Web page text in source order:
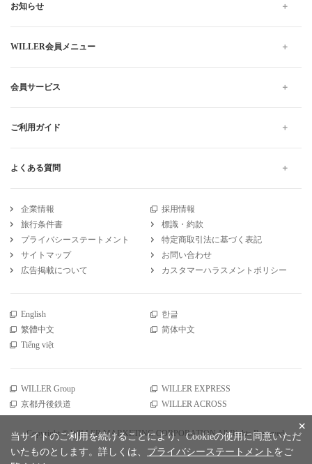
お知らせ
WILLER会員メニュー
会員サービス
ご利用ガイド
よくある質問
企業情報
採用情報
旅行条件書
標識・約款
プライバシーステートメント
特定商取引法に基づく表記
サイトマップ
お問い合わせ
広告掲載について
カスタマーハラスメントポリシー
English
한글
繁體中文
简体中文
Tiếng việt
WILLER Group
WILLER EXPRESS
京都丹後鉄道
WILLER ACROSS
Copyright © WILLER MARKETING CORPORATION All Rights Reserved. ×
当サイトのご利用を続けることにより、Cookieの使用に同意いただ
いたものとします。詳しくは、 プライバシーステートメント をご